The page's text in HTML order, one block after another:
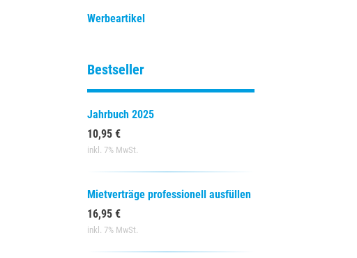
Werbeartikel
Bestseller
Jahrbuch 2025
10,95 €
inkl. 7% MwSt.
Mietverträge professionell ausfüllen
16,95 €
inkl. 7% MwSt.